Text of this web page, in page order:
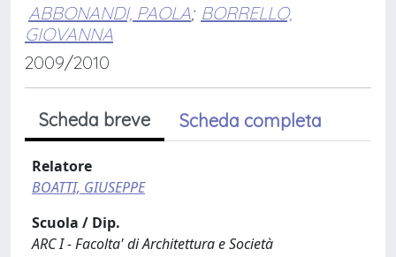
ABBONANDI, PAOLA; BORRELLO,
GIOVANNA
2009/2010
Scheda breve Scheda completa
Relatore
BOATTI, GIUSEPPE
Scuola / Dip.
ARC I - Facolta' di Architettura e Società